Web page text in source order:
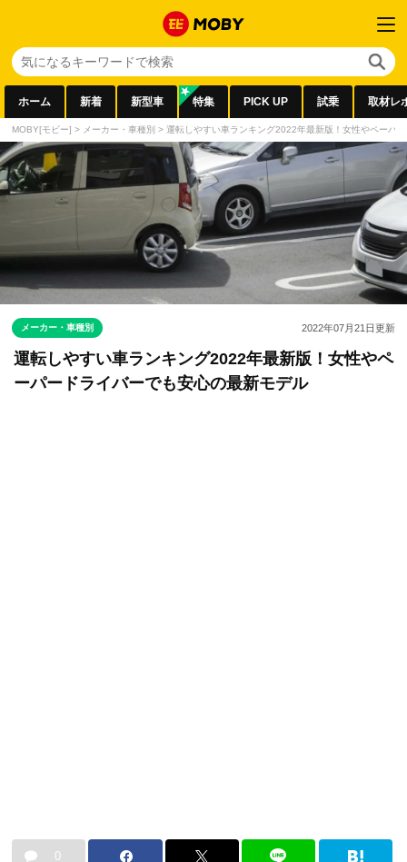
ホーム 新着 新型車 特集 PICK UP 試乗 取材レ
MOBY[モビー] > メーカー・車種別 > 運転しやすい車ランキング2022年最新版！女性やペーパ
メーカー・車種別 2022年07月21日更新
運転しやすい車ランキング2022年最新版！女性やペ
ーパードライバーでも安心の最新モデル
0